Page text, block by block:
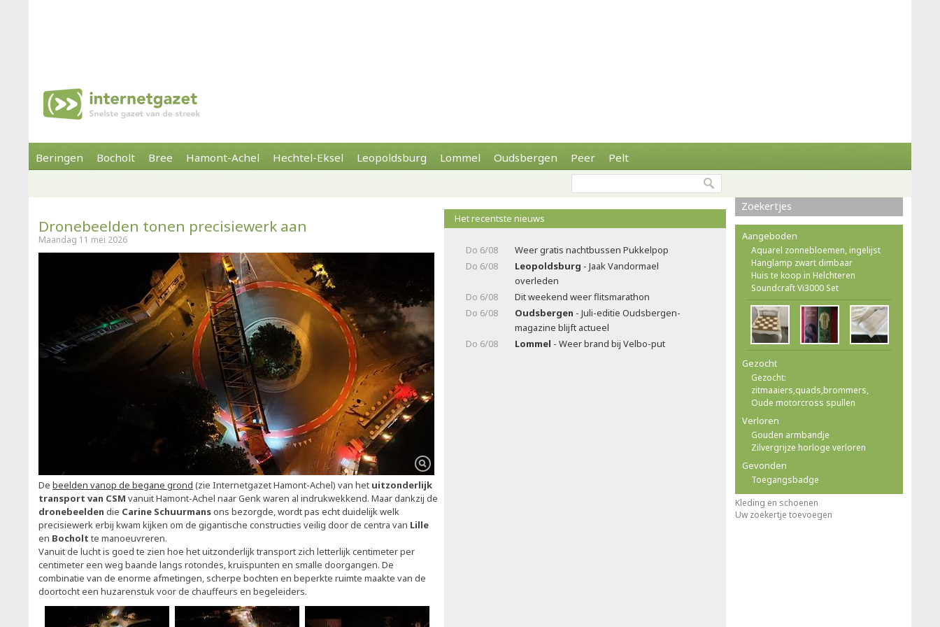
Beringen Bocholt Bree Hamont-Achel Hechtel-Eksel Leopoldsburg Lommel Oudsbergen Peer Pelt
Dronebeelden tonen precisiewerk aan
Maandag 11 mei 2026
De beelden vanop de begane grond (zie Internetgazet Hamont-Achel) van het uitzonderlijk
transport van CSM vanuit Hamont-Achel naar Genk waren al indrukwekkend. Maar dankzij de
dronebeelden die Carine Schuurmansons bezorgde, wordt pas echt duidelijk welk
precisiewerk erbij kwam kijken om de gigantische constructies veilig door de centra van Lille
en Bocholt te manoeuvreren.
Vanuit de lucht is goed te zien hoe het uitzonderlijk transport zich letterlijk centimeter per
centimeter een weg baande langs rotondes, kruispunten en smalle doorgangen. De
combinatie van de enorme afmetingen, scherpe bochten en beperkte ruimte maakte van de
doortocht een huzarenstuk voor de chauffeurs en begeleiders.
Het recentste nieuws
Do 6/08
Weer gratis nachtbussen Pukkelpop
Do 6/08
Leopoldsburg - Jaak Vandormael
overleden
Do 6/08
Dit weekend weer flitsmarathon
Do 6/08
Oudsbergen - Juli-editie Oudsbergen-
magazine blijft actueel
Do 6/08
Lommel - Weer brand bij Velbo-put
Zoekertjes
Aangeboden
Aquarel zonnebloemen, ingelijst
Hanglamp zwart dimbaar
Huis te koop in Helchteren
Soundcraft Vi3000 Set
Gezocht
Gezocht:
zitmaaiers,quads,brommers,
Oude motorcross spullen
Verloren
Gouden armbandje
Zilvergrijze horloge verloren
Gevonden
Toegangsbadge
Kleding en schoenen
Uw zoekertje toevoegen